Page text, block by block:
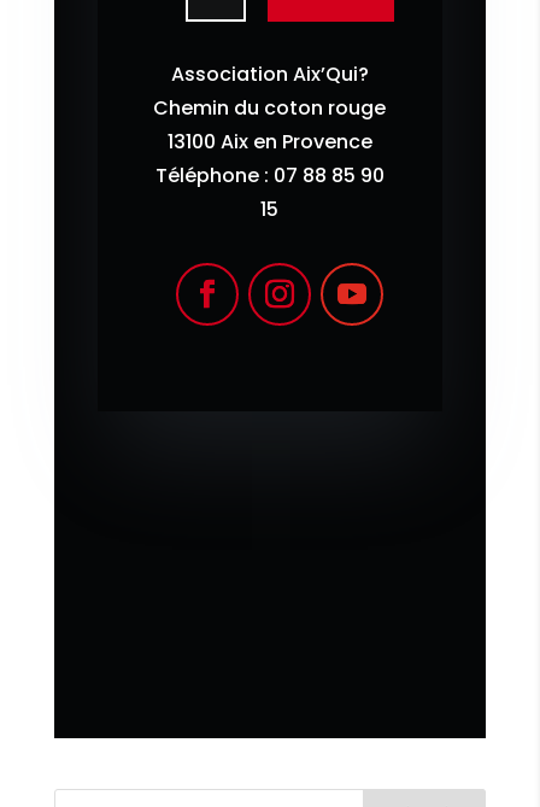
Association Aix’Qui?
Chemin du coton rouge
13100 Aix en Provence
Téléphone : 07 88 85 90
15